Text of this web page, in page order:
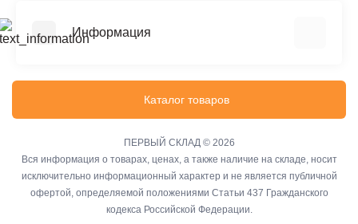
Архивные стеллажи (до 150 кг на полку)
Офисные сейфы
Информация
Политика конфиденциальности
Информация о доставке
Связаться с нами
Карта сайта
Каталог товаров
ПЕРВЫЙ СКЛАД © 2026
Вся информация о товарах, ценах, а также наличие на складе, носит
исключительно информационный характер и не является публичной
офертой, определяемой положениями Статьи 437 Гражданского
кодекса Российской Федерации.